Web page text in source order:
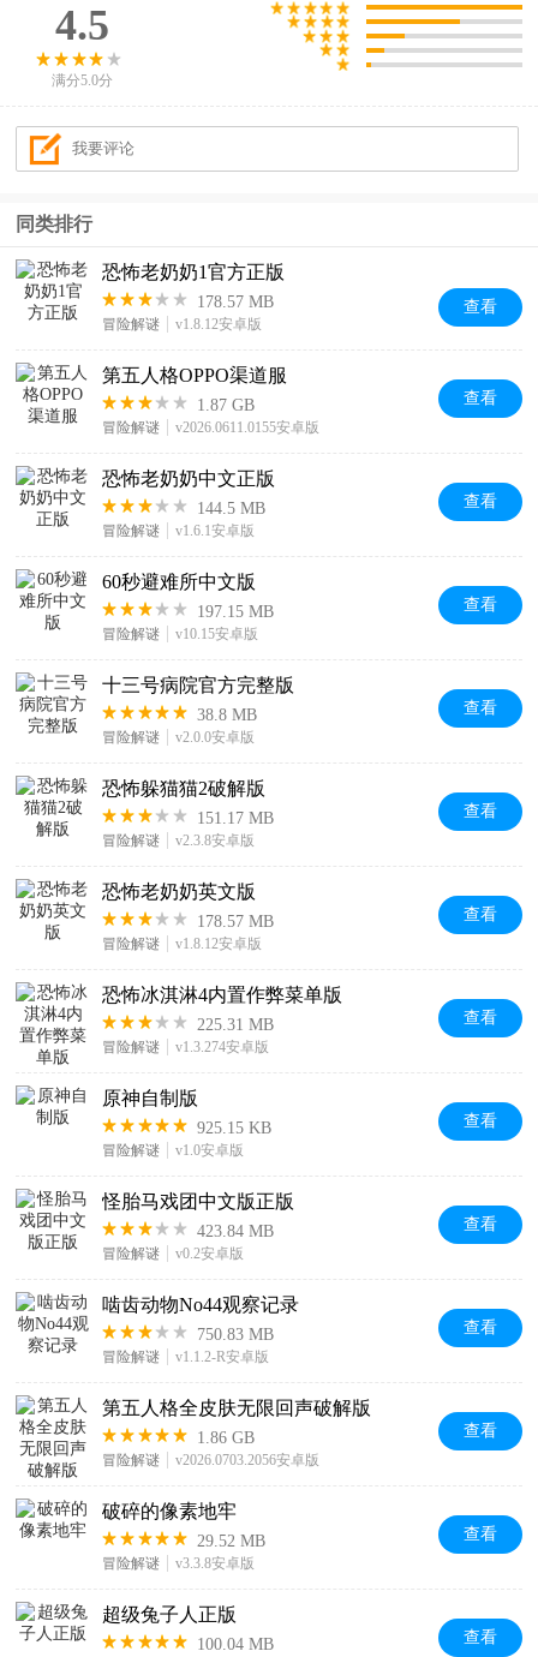
4.5
满分5.0分
同类排行
恐怖老奶奶1官方正版
178.57 MB
冒险解谜 v1.8.12安卓版
查看
第五人格OPPO渠道服
1.87 GB
冒险解谜 v2026.0611.0155安卓版
查看
恐怖老奶奶中文正版
144.5 MB
冒险解谜 v1.6.1安卓版
查看
60秒避难所中文版
197.15 MB
冒险解谜 v10.15安卓版
查看
十三号病院官方完整版
38.8 MB
冒险解谜 v2.0.0安卓版
查看
恐怖躲猫猫2破解版
151.17 MB
冒险解谜 v2.3.8安卓版
查看
恐怖老奶奶英文版
178.57 MB
冒险解谜 v1.8.12安卓版
查看
恐怖冰淇淋4内置作弊菜单版
225.31 MB
冒险解谜 v1.3.274安卓版
查看
原神自制版
925.15 KB
冒险解谜 v1.0安卓版
查看
怪胎马戏团中文版正版
423.84 MB
冒险解谜 v0.2安卓版
查看
啮齿动物No44观察记录
750.83 MB
冒险解谜 v1.1.2-R安卓版
查看
第五人格全皮肤无限回声破解版
1.86 GB
冒险解谜 v2026.0703.2056安卓版
查看
破碎的像素地牢
29.52 MB
冒险解谜 v3.3.8安卓版
查看
超级兔子人正版
100.04 MB 查看